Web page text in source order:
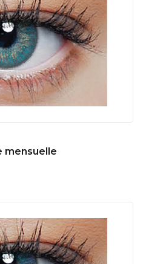
mensuelle